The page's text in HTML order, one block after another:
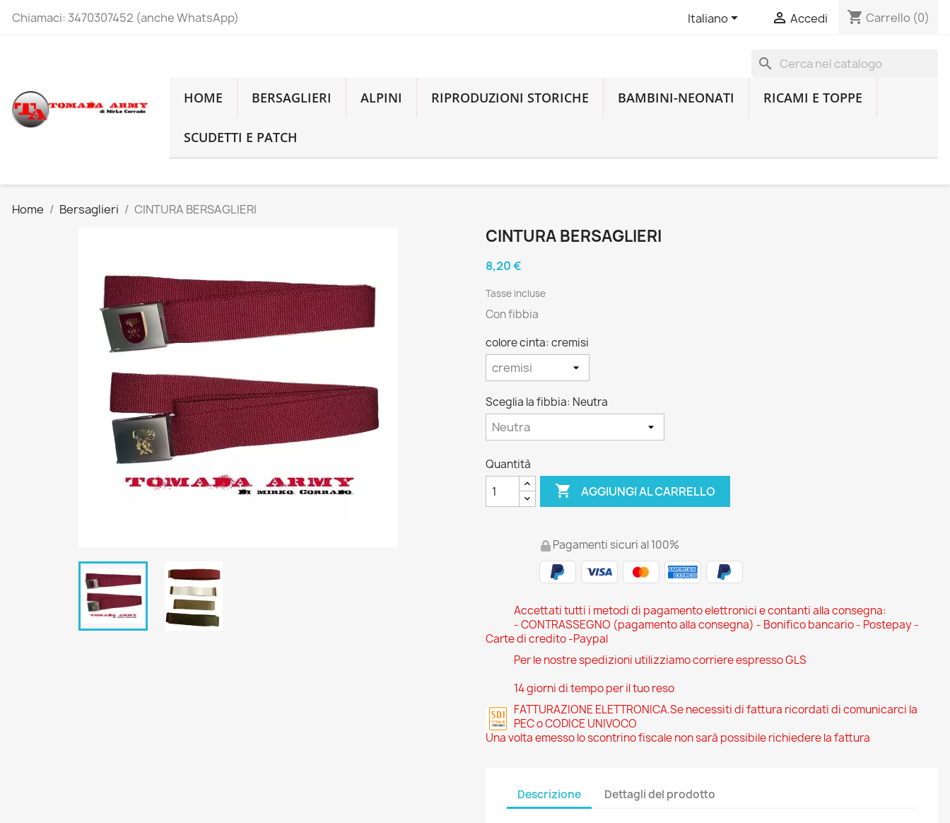
Chiamaci: 3470307452 (anche WhatsApp) Italiano  Accedi shopping_cart Carrello (0)
search
HOME
BERSAGLIERI ALPINI RIPRODUZIONI STORICHE BAMBINI-NEONATI RICAMI E TOPPE
SCUDETTI E PATCH
Home Bersaglieri CINTURA BERSAGLIERI
CINTURA BERSAGLIERI
8,20 €
Tasse incluse
Con fibbia
colore cinta: cremisi
Sceglia la fibbia: Neutra
Quantità
 AGGIUNGI AL CARRELLO
Pagamenti sicuri al 100%
Accettati tutti i metodi di pagamento elettronici e contanti alla consegna:
- CONTRASSEGNO (pagamento alla consegna) - Bonifico bancario - Postepay -
Carte di credito -Paypal
Per le nostre spedizioni utilizziamo corriere espresso GLS
14 giorni di tempo per il tuo reso
FATTURAZIONE ELETTRONICA.Se necessiti di fattura ricordati di comunicarci la
PEC o CODICE UNIVOCO
Una volta emesso lo scontrino fiscale non sarà possibile richiedere la fattura
Descrizione Dettagli del prodotto